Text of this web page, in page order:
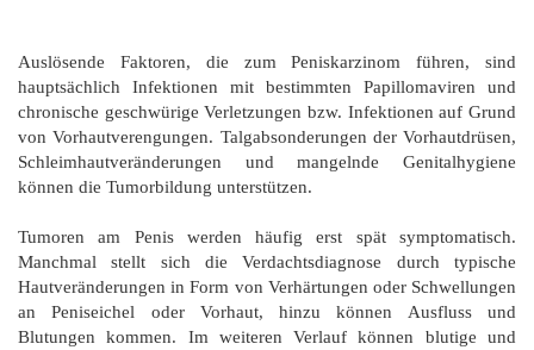
Auslösende Faktoren, die zum Peniskarzinom führen, sind
hauptsächlich Infektionen mit bestimmten Papillomaviren und
chronische geschwürige Verletzungen bzw. Infektionen auf Grund
von Vorhautverengungen. Talgabsonderungen der Vorhautdrüsen,
Schleimhautveränderungen und mangelnde Genitalhygiene
können die Tumorbildung unterstützen.
Tumoren am Penis werden häufig erst spät symptomatisch.
Manchmal stellt sich die Verdachtsdiagnose durch typische
Hautveränderungen in Form von Verhärtungen oder Schwellungen
an Peniseichel oder Vorhaut, hinzu können Ausfluss und
Blutungen kommen. Im weiteren Verlauf können blutige und